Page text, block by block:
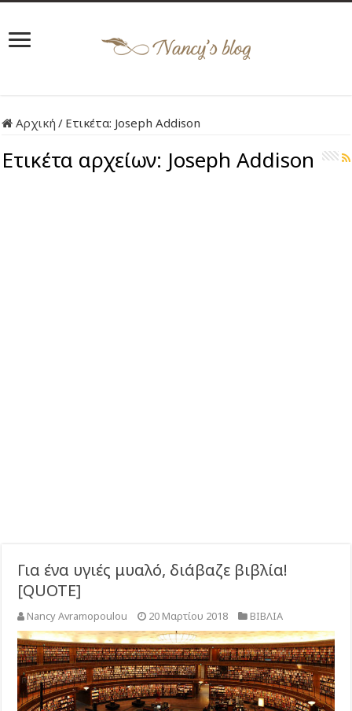
Αρχική / Ετικέτα: Joseph Addison
Ετικέτα αρχείων: Joseph Addison
Για ένα υγιές μυαλό, διάβαζε βιβλία!
[QUOTE]
Nancy Avramopoulou 20 Μαρτίου 2018 ΒΙΒΛΙΑ